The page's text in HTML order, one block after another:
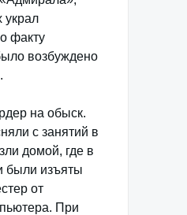
украл
факту
возбуждено
на обыск.
с занятий в
домой, где в
были изъяты
от
При